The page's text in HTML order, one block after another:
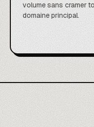
volume sans cramer
domaine principal.